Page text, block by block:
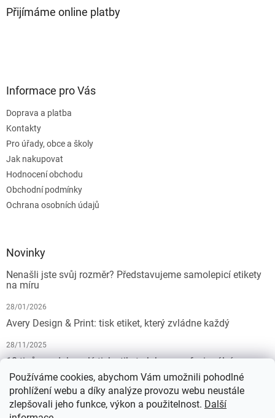
Používáme cookies, abychom Vám umožnili pohodlné
prohlížení webu a díky analýze provozu webu neustále
zlepšovali jeho funkce, výkon a použitelnost. Další
Přijímáme online platby
Informace pro Vás
Doprava a platba
Kontakty
Pro úřady, obce a školy
Jak nakupovat
Hodnocení obchodu
Obchodní podmínky
Ochrana osobních údajů
Novinky
Nenašli jste svůj rozměr? Představujeme samolepicí etikety
na míru
28/01/2026
Avery Design & Print: tisk etiket, který zvládne každý
28/11/2025
10 tipů pro dokonalý tisk etiket: Jak na profesionální
výsledek bez starostí
19/07/2025